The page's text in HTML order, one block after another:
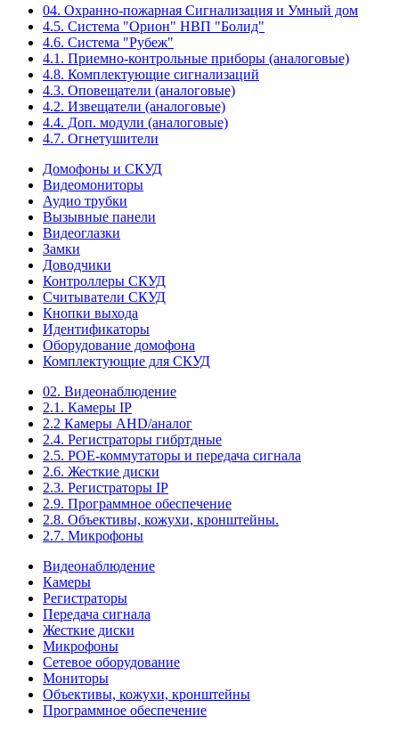
04. Охранно-пожарная Сигнализация и Умный дом
4.5. Система "Орион" НВП "Болид"
4.6. Система "Рубеж"
4.1. Приемно-контрольные приборы (аналоговые)
4.8. Комплектующие сигнализаций
4.3. Оповещатели (аналоговые)
4.2. Извещатели (аналоговые)
4.4. Доп. модули (аналоговые)
4.7. Огнетушители
Домофоны и СКУД
Видеомониторы
Аудио трубки
Вызывные панели
Видеоглазки
Замки
Доводчики
Контроллеры СКУД
Считыватели СКУД
Кнопки выхода
Идентификаторы
Оборудование домофона
Комплектующие для СКУД
02. Видеонаблюдение
2.1. Камеры IP
2.2 Камеры AHD/аналог
2.4. Регистраторы гибртдные
2.5. РОЕ-коммутаторы и передача сигнала
2.6. Жесткие диски
2.3. Регистраторы IP
2.9. Программное обеспечение
2.8. Объективы, кожухи, кронштейны.
2.7. Микрофоны
Видеонаблюдение
Камеры
Регистраторы
Передача сигнала
Жесткие диски
Микрофоны
Сетевое оборудование
Мониторы
Объективы, кожухи, кронштейны
Программное обеспечение